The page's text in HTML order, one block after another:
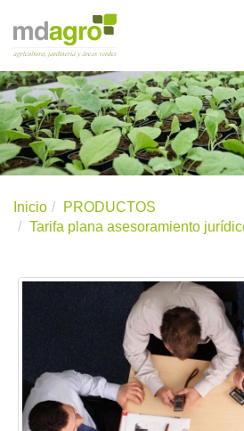
Inicio
PRODUCTOS
Tarifa plana asesoramiento